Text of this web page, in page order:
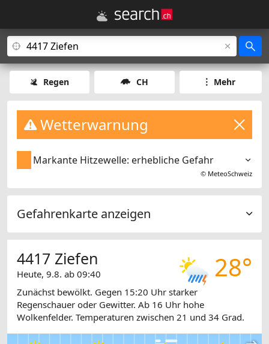
Regen CH Mehr
Wetterwarnung
Markante Hitzewelle: erhebliche Gefahr
© MeteoSchweiz
Gefahrenkarte anzeigen
28°
4417 Ziefen
Heute, 9.8. ab 09:40
Zunächst bewölkt. Gegen 15:20 Uhr starker
Regenschauer oder Gewitter. Ab 16 Uhr hohe
Wolkenfelder. Temperaturen zwischen 21 und 34 Grad.